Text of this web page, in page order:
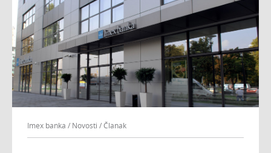
Pravne osobe 
Poslovnice
O nama 
Nekretnine
Imex banka / Novosti /Članak